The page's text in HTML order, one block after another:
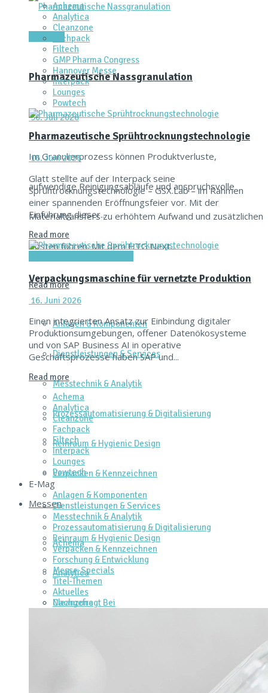
Aktuelles
Pharmazeutische Nassgranulation
30. Juli 2026
Im Granulierprozess können Produktverluste,
aufwendige Reinigungsabläufe und anspruchsvolle
Materialtransfers zu erhöhtem Aufwand und zusätzlichen
Kosten führen. Mit dem HTG Next...
Read more
Anlagen & Komponenten
Dienstleistungen & Services
Messtechnik & Analytik
Prozessautomatisierung & Digitalisierung
Reinraum & Hygienic Design
Verpacken & Kennzeichnen
Messen
Achema
Analytica
Cleanzone
Achema
Analytica
Cleanzone
Fachpack
Filtech
GMP Pharma Congress
Hannover Messe
Interpack
Lounges
Powtech
Pharmazeutische Sprühtrocknungstechnologie
16. Juni 2026
Glatt stellte auf der Interpack seine
Sprühtrocknungstechnologie – GSX.Lab – im Rahmen
einer spannenden Eröffnungsfeier vor. Mit der
Einführung dieser...
Read more
Verpackungsmaschine für vernetzte Produktion
16. Juni 2026
Einen integrierten Ansatz zur Einbindung digitaler
Produktionsumgebungen, offener Datenökosysteme
und von SAP Business AI in operative
Geschäftsprozesse haben SAP und...
Read more
Achema
Analytica
Cleanzone
Fachpack
Filtech
Interpack
Lounges
Powtech
E‑Mag
Anlagen & Komponenten
Dienstleistungen & Services
Messtechnik & Analytik
Prozessautomatisierung & Digitalisierung
Reinraum & Hygienic Design
Verpacken & Kennzeichnen
Forschung & Entwicklung
Messe-Specials
Titel-Themen
Aktuelles
Nachgefragt Bei